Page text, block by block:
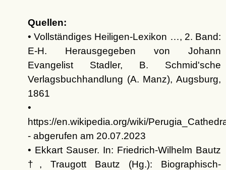
Quellen:
• Vollständiges Heiligen-Lexikon …, 2. Band:
E-H. Herausgegeben von Johann
Evangelist Stadler, B. Schmid'sche
Verlagsbuchhandlung (A. Manz), Augsburg,
1861
•
https://en.wikipedia.org/wiki/
- abgerufen am 20.07.2023
• Ekkart Sauser. In: Friedrich-Wilhelm Bautz
†, Traugott Bautz (Hg.): Biographisch-